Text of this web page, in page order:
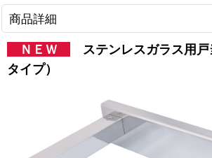
商品詳細
ＮＥＷ
ステンレスガラス用戸
タイプ）